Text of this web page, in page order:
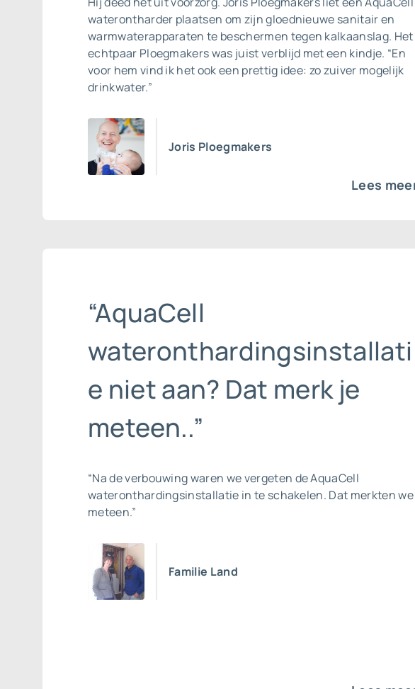
waterontharder plaatsen om zijn gloednieuwe sanitair en
warmwaterapparaten te beschermen tegen kalkaanslag. Het
echtpaar Ploegmakers was juist verblijd met een kindje. “En
voor hem vind ik het ook een prettig idee: zo zuiver mogelijk
drinkwater.”
Joris Ploegmakers
Lees
“AquaCell
wateronthardingsinstallati
e niet aan? Dat merk je
meteen..”
“Na de verbouwing waren we vergeten de AquaCell
wateronthardingsinstallatie in te schakelen. Dat merkten we
meteen.”
Familie Land